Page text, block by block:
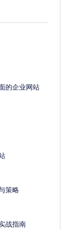
的企业网站
策略
战指南